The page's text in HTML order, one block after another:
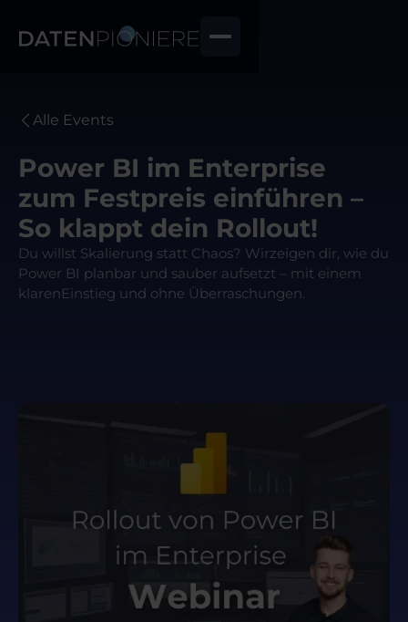
Alle Events
Power BI im Enterprise
zum Festpreis einführen –
So klappt dein Rollout!
Du willst Skalierung statt Chaos? Wirzeigen dir, wie du
Power BI planbar und sauber aufsetzt – mit einem
klarenEinstieg und ohne Überraschungen.